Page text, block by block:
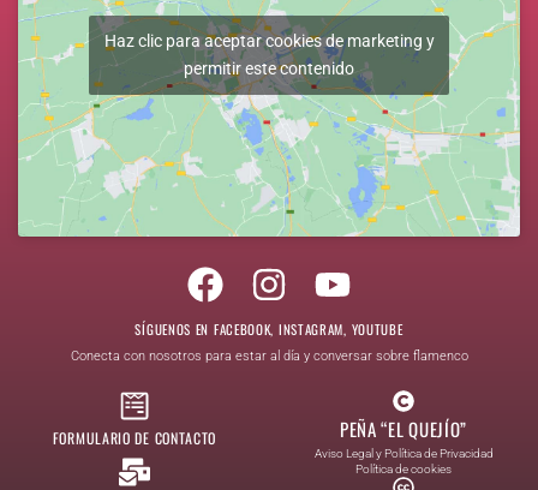
PEÑA “EL QUEJÍO”
Aviso Legal y Política de Privacidad
Política de cookies
FORMULARIO DE CONTACTO
Facebook
Instagram
Youtube
SÍGUENOS EN FACEBOOK, INSTAGRAM, YOUTUBE
Conecta con nosotros para estar al día y conversar sobre flamenco
Haz clic para aceptar cookies de marketing y
permitir este contenido